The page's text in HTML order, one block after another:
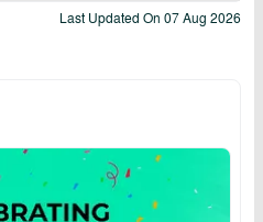
Last Updated On 07 Aug 2026